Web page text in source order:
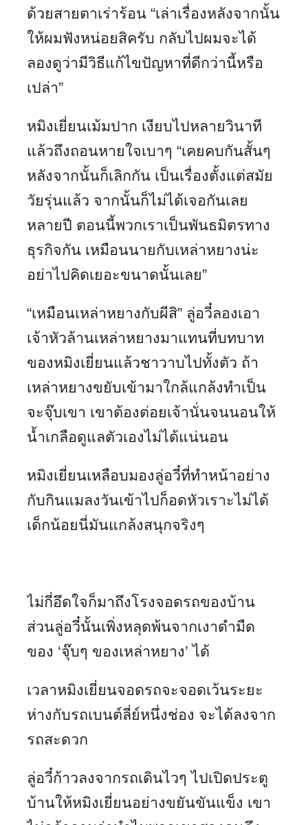
ด้วยสายตาเร่าร้อน “เล่าเรื่องหลังจากนั้น
ให้ผมฟังหน่อยสิครับ กลับไปผมจะได้
ลองดูว่ามีวิธีแก้ไขปัญหาที่ดีกว่านี้หรือ
เปล่า”
หมิงเยี่ยนเม้มปาก เงียบไปหลายวินาที
แล้วถึงถอนหายใจเบาๆ “เคยคบกันสั้นๆ
หลังจากนั้นก็เลิกกัน เป็นเรื่องตั้งแต่สมัย
วัยรุ่นแล้ว จากนั้นก็ไม่ได้เจอกันเลย
หลายปี ตอนนี้พวกเราเป็นพันธมิตรทาง
ธุรกิจกัน เหมือนนายกับเหล่าหยางน่ะ
อย่าไปคิดเยอะขนาดนั้นเลย”
“เหมือนเหล่าหยางกับผีสิ” ลู่อวี๋ลองเอา
เจ้าหัวล้านเหล่าหยางมาแทนที่บทบาท
ของหมิงเยี่ยนแล้วชาวาบไปทั้งตัว ถ้า
เหล่าหยางขยับเข้ามาใกล้แกล้งทำเป็น
จะจุ๊บเขา เขาต้องต่อยเจ้านั่นจนนอนให้
น้ำเกลือดูแลตัวเองไม่ได้แน่นอน
หมิงเยี่ยนเหลือบมองลู่อวี๋ที่ทำหน้าอย่าง
กับกินแมลงวันเข้าไปก็อดหัวเราะไม่ได้
เด็กน้อยนี่มันแกล้งสนุกจริงๆ
ไม่กี่อึดใจก็มาถึงโรงจอดรถของบ้าน
ส่วนลู่อวี๋นั้นเพิ่งหลุดพ้นจากเงาดำมืด
ของ ‘จุ๊บๆ ของเหล่าหยาง’ ได้
เวลาหมิงเยี่ยนจอดรถจะจอดเว้นระยะ
ห่างกับรถเบนต์ลี่ย์หนึ่งช่อง จะได้ลงจาก
รถสะดวก
ลู่อวี๋ก้าวลงจากรถเดินไวๆ ไปเปิดประตู
บ้านให้หมิงเยี่ยนอย่างขยันขันแข็ง เขา